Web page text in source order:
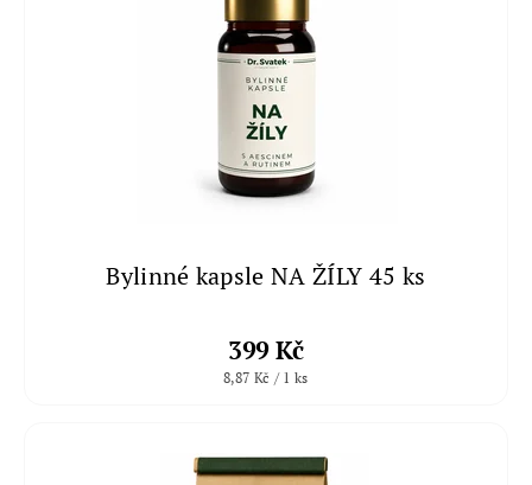
Bylinné kapsle NA ŽÍLY 45 ks
399 Kč
8,87 Kč / 1 ks